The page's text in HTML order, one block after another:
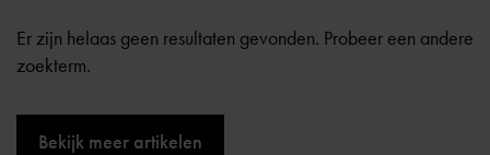
Er zijn helaas geen resultaten gevonden. Probeer een andere
zoekterm.
Bekijk meer artikelen